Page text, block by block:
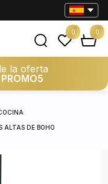
la oferta
PROMO5
0 0
ALTAS DE BOHO